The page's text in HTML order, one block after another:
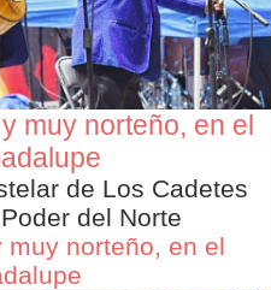
muy norteño, en el
de Los Cadetes
del Norte
muy norteño, en el